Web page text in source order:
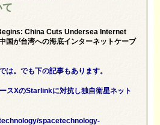
China Cuts Undersea Internet
国が台湾への海底インターネットケーブ
は。でも下の記事もあります。
スXのStarlinkに対抗し独自衛星ネット
spacetechnology-